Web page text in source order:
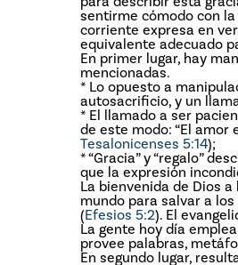
sentirme cómodo con
corriente expresa en
equivalente adecuado
En primer lugar, hay
mencionadas.
* Lo opuesto a
autosacrificio, y un
* El llamado a ser
de este modo: “El amor
Tesalonicenses 5:14);
* “Gracia” y “regalo”
que la expresión
La bienvenida de Dios
mundo para salvar a los
(Efesios 5:2). El
La gente hoy día
provee palabras,
En segundo lugar,